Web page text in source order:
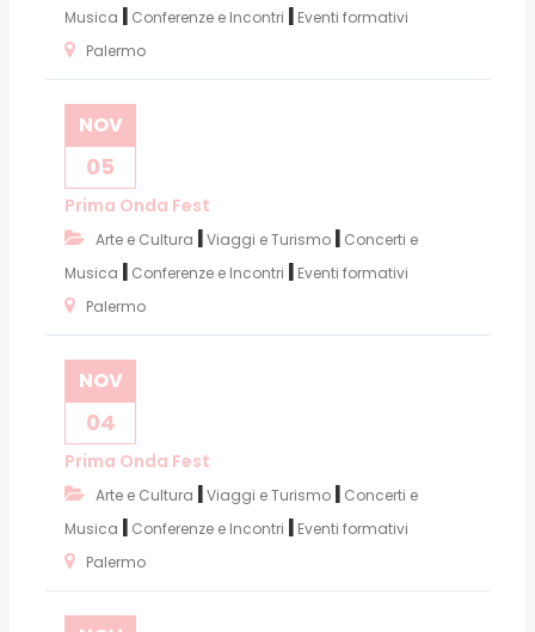
Musica | Conferenze e Incontri | Eventi formativi
Palermo
NOV
05
Prima Onda Fest
Arte e Cultura |Viaggi e Turismo | Concerti e
Musica | Conferenze e Incontri | Eventi formativi
Palermo
NOV
04
Prima Onda Fest
Arte e Cultura |Viaggi e Turismo | Concerti e
Musica | Conferenze e Incontri | Eventi formativi
Palermo